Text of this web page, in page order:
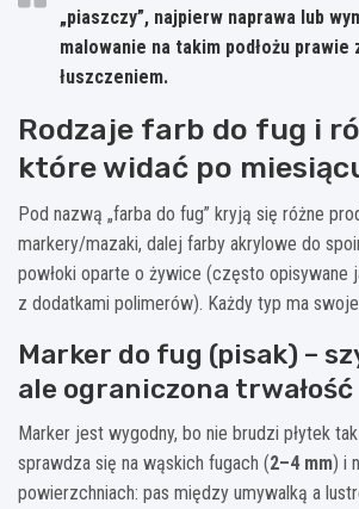
„piaszczy”, najpierw naprawa lub
malowanie na takim podłożu
łuszczeniem.
Rodzaje farb do fug i
które widać po
Pod nazwą „farba do fug” kryją się różne
markery/mazaki, dalej farby akrylowe do
powłoki oparte o żywice (często opisywane
z dodatkami polimerów). Każdy typ ma swoje
Marker do fug (pisak) –
ale ograniczona trwałość
Marker jest wygodny, bo nie brudzi płytek
sprawdza się na wąskich fugach (2–4 mm) i
powierzchniach: pas między umywalką a